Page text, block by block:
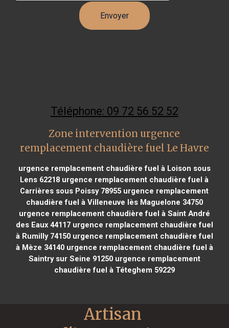
Téléphone: 09 72 56 52 52
Zone intervention urgence
remplacement chaudière fuel Le Havre
urgence remplacement chaudière fuel à Loison sous
Lens 62218 urgence remplacement chaudière fuel à
Carrières sous Poissy 78955 urgence remplacement
chaudière fuel à Villeneuve lès Maguelone 34750
urgence remplacement chaudière fuel à Saint André
des Eaux 44117urgence remplacement chaudière fuel
à Rumilly 74150urgence remplacement chaudière fuel
à Mèze 34140urgence remplacement chaudière fuel à
Saintry sur Seine 91250urgence remplacement
chaudière fuel à Téteghem 59229
Artisan